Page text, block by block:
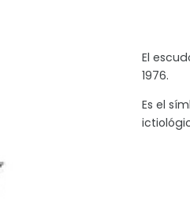
El
1976.
Es el